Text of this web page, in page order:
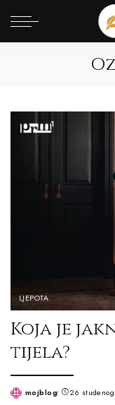
LJEPOTA
Koja je
tijela?
Postedmojblog 26